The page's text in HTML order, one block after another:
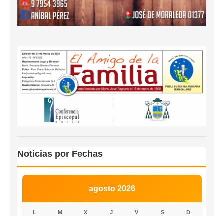
Noticias por Fechas
agosto 2026
L M X J V S D